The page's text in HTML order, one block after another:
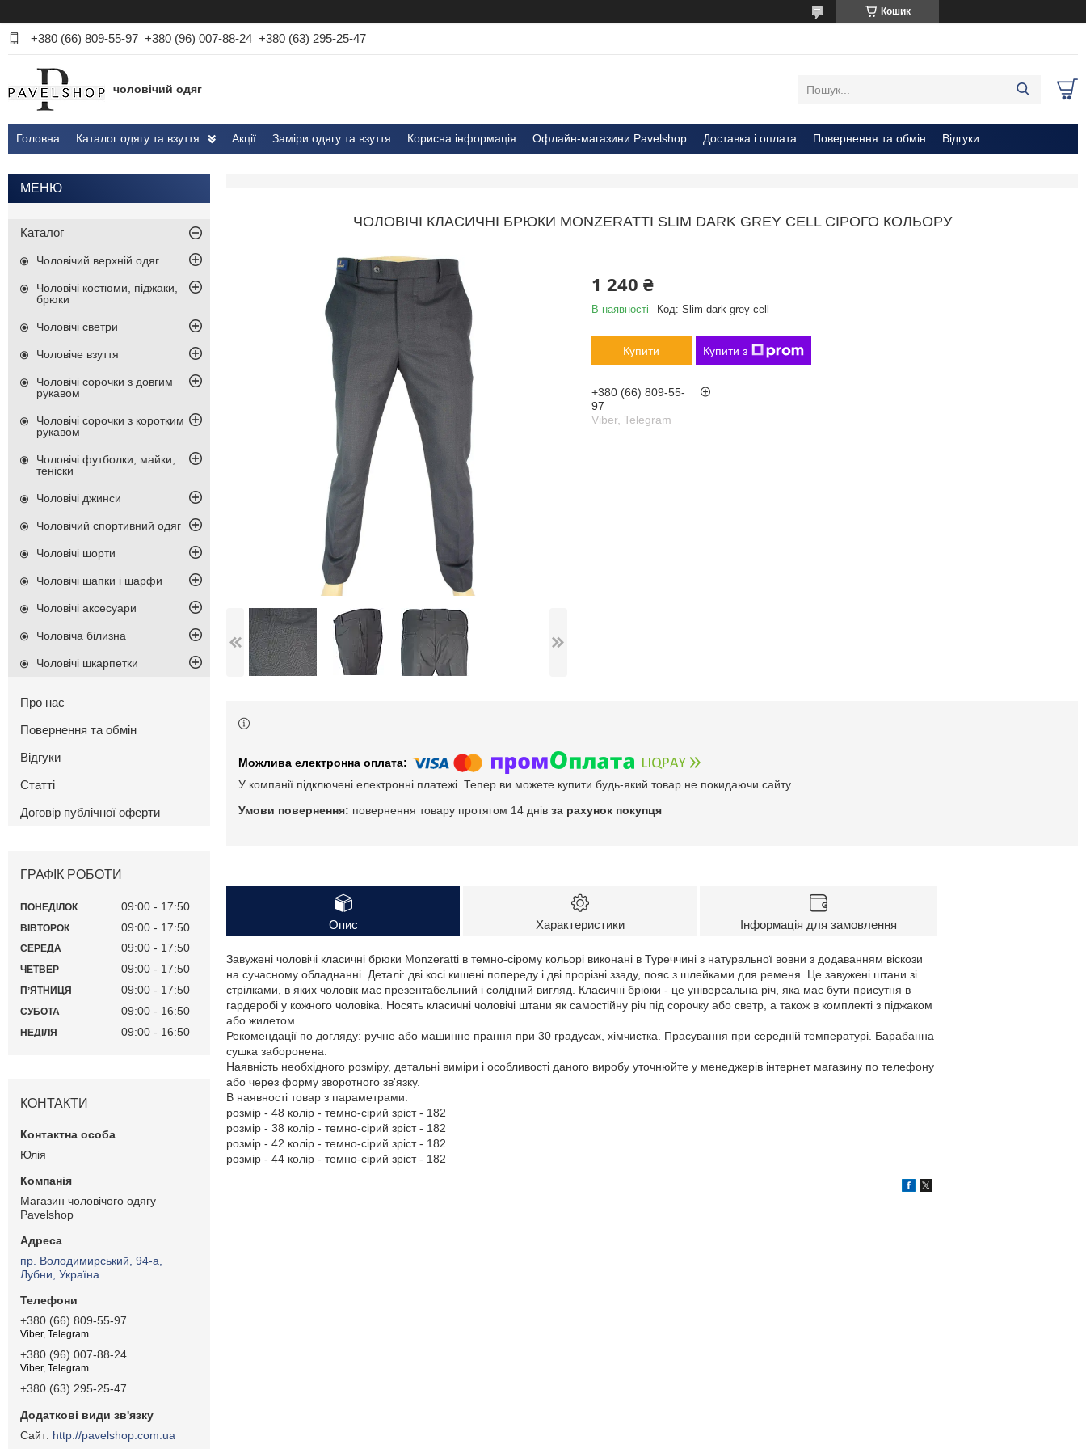
Кошик
+380 (66) 809-55-97 +380 (96) 007-88-24 +380 (63) 295-25-47
чоловічий одяг
Головна Каталог одягу та взуття Акції Заміри одягу та взуття Корисна інформація Офлайн-магазини Pavelshop Доставка і оплата Повернення та обмін Відгуки
ЧОЛОВІЧІ КЛАСИЧНІ БРЮКИ MONZERATTI SLIM DARK GREY CELL СІРОГО КОЛЬОРУ
1 240 ₴
В наявності Код: Slim dark grey cell
Купити Купити з
+380 (66) 809-55-
97
Viber, Telegram
У компанії підключені електронні платежі. Тепер ви можете купити будь-який товар не покидаючи сайту.
повернення товару протягом 14 днів за рахунок покупця
Опис Характеристики Інформація для замовлення
Завужені чоловічі класичні брюки Monzeratti в темно-сірому кольорі виконані в Туреччині з натуральної вовни з додаванням віскози
на сучасному обладнанні. Деталі: дві косі кишені попереду і дві прорізні ззаду, пояс з шлейками для ременя. Це завужені штани зі
стрілками, в яких чоловік має презентабельний і солідний вигляд. Класичні брюки - це універсальна річ, яка має бути присутня в
гардеробі у кожного чоловіка. Носять класичні чоловічі штани як самостійну річ під сорочку або светр, а також в комплекті з піджаком
або жилетом.
Рекомендації по догляду: ручне або машинне прання при 30 градусах, хімчистка. Прасування при середній температурі. Барабанна
сушка заборонена.
Наявність необхідного розміру, детальні виміри і особливості даного виробу уточнюйте у менеджерів інтернет магазину по телефону
або через форму зворотного зв'язку.
В наявності товар з параметрами:
розмір - 48 колір - темно-сірий зріст - 182
розмір - 38 колір - темно-сірий зріст - 182
розмір - 42 колір - темно-сірий зріст - 182
розмір - 44 колір - темно-сірий зріст - 182
Каталог
Чоловічий верхній одяг
Чоловічі костюми, піджаки,
брюки
Чоловічі светри
Чоловіче взуття
Чоловічі сорочки з довгим
рукавом
Чоловічі сорочки з коротким
рукавом
Чоловічі футболки, майки,
теніски
Чоловічі джинси
Чоловічий спортивний одяг
Чоловічі шорти
Чоловічі шапки і шарфи
Чоловічі аксесуари
Чоловіча білизна
Чоловічі шкарпетки
Про нас
Повернення та обмін
Відгуки
Статті
Договір публічної оферти
ГРАФІК РОБОТИ
ПОНЕДІЛОК 09:00 17:50
ВІВТОРОК 09:00 17:50
СЕРЕДА 09:00 17:50
ЧЕТВЕР 09:00 17:50
ПʼЯТНИЦЯ 09:00 17:50
СУБОТА 09:00 16:50
НЕДІЛЯ 09:00 16:50
КОНТАКТИ
Юлія
Магазин чоловічого одягу
Pavelshop
пр. Володимирський, 94-а,
Лубни, Україна
+380 (66) 809-55-97
Viber, Telegram
+380 (96) 007-88-24
Viber, Telegram
+380 (63) 295-25-47
http://pavelshop.com.ua